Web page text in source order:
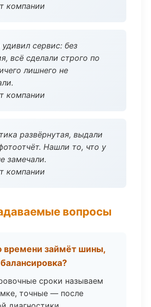
компании
сервис: без
всё сделали строго по
лишнего не
компании
развёрнутая, выдали
Нашли то, что у
замечали.
компании
вопросы
времени займёт шины,
сроки называем
точные — после